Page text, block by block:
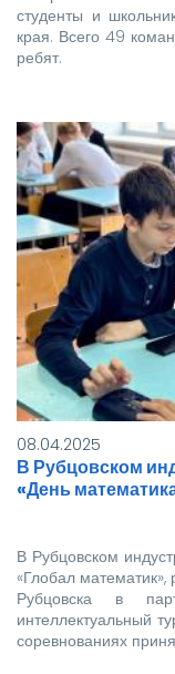
студенты и
края. Всего 49
ребят.
08.04.2025
В Рубцовском
«День
В Рубцовском
«Глобал
Рубцовска в
интеллектуальный
соревнованиях